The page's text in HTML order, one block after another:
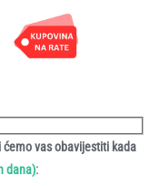
vas obavijestiti kada
dana):